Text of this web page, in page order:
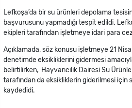
Lefkoşa’da bir su ürünleri depolama
başvurusunu yapmadığı tespit edildi.
ekipleri tarafından işletmeye idari para
Açıklamada, söz konusu işletmeye 21
denetimde eksikliklerini gidermesi
belirtilirken, Hayvancılık Dairesi Su
tarafından da eksikliklerin giderilmesi için
kaydedidi.